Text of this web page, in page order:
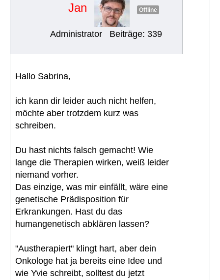
Jan Offline
Administrator Beiträge: 339
Hallo Sabrina,
ich kann dir leider auch nicht helfen,
möchte aber trotzdem kurz was
schreiben.
Du hast nichts falsch gemacht! Wie
lange die Therapien wirken, weiß leider
niemand vorher.
Das einzige, was mir einfällt, wäre eine
genetische Prädisposition für
Erkrankungen. Hast du das
humangenetisch abklären lassen?
"Austherapiert" klingt hart, aber dein
Onkologe hat ja bereits eine Idee und
wie Yvie schreibt, solltest du jetzt